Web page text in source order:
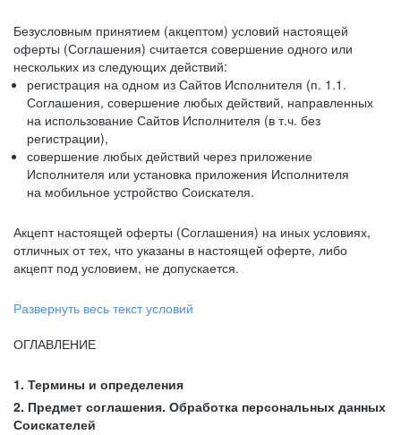
Безусловным принятием (акцептом) условий настоящей
оферты (Соглашения) считается совершение одного или
нескольких из следующих действий:
регистрация на одном из Сайтов Исполнителя (п. 1.1.
Соглашения, совершение любых действий, направленных
на использование Сайтов Исполнителя (в т.ч. без
регистрации),
совершение любых действий через приложение
Исполнителя или установка приложения Исполнителя
на мобильное устройство Соискателя.
Акцепт настоящей оферты (Соглашения) на иных условиях,
отличных от тех, что указаны в настоящей оферте, либо
акцепт под условием, не допускается.
Развернуть весь текст условий
ОГЛАВЛЕНИЕ
1. Термины и определения
2. Предмет соглашения. Обработка персональных данных
Соискателей